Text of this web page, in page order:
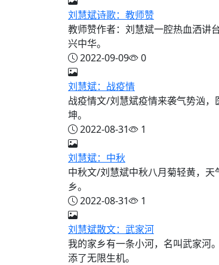
刘慧斌诗歌：教师赞
教师赞作者：刘慧斌一腔热血洒讲
兴中华。
2022-09-09
0
刘慧斌：战疫情
战疫情文/刘慧斌疫情来袭气势汹
坤。
2022-08-31
1
刘慧斌：中秋
中秋文/刘慧斌中秋八月菊轻黄，
乡。
2022-08-31
1
刘慧斌散文：武家河
我的家乡有一条小河，名叫武家河
添了无限生机。